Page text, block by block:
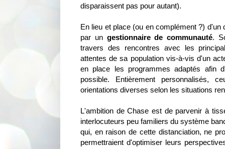
disparaissent pas pour autant).
En lieu et place (ou en complément ?)
par un gestionnaire de communauté.
travers des rencontres avec les
attentes de sa population vis-à-vis d'un
en place les programmes adaptés afin
possible. Entièrement personnalisés,
orientations diverses selon les situations
L'ambition de Chase est de parvenir à
interlocuteurs peu familiers du système
qui, en raison de cette distanciation, ne
permettraient d'optimiser leurs